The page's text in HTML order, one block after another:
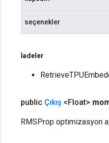
seçenekler
İadeler
public Çıkış <Float>
RMSProp optimizasyon